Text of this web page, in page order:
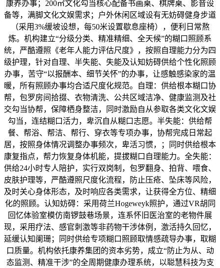
康养办事；200㎡文化勾当核心配备书画桌、棋牌桌、影音设
备等，满脚文化文娱需求；户外休闲区域设有无妨碍健身步道
（采用3%缓坡设想，每50米设置歇息座椅），便利日常熬
炼。机构建立“分级分类、精准精细、全天候”的糊口照顾系
统，严酷遵照《老年人能力评估尺度》，按照自理能力分为四
级护理，针对自理、半失能、失能及认知妨碍供给个性化照顾
办事，苦守“以报酬本、细节关怀”的办事，让感触感染家的温
暖，所有照顾办事均合适尺度化规范。自理：供给根本糊口协
帮，包罗房间拾掇、衣物清洗、公共区域洁净、健康监测及社
交勾当协帮，保障栖身整洁，同时激励自从参取各类文化文娱
勾当，连结糊口活力，卑沉自从糊口志愿。半失能：供给帮
餐、帮浴、帮洁、帮行、穿衣等专项办事，协帮完成日常起
居，按照身体情况调整办事频次，卑活习惯，；同时供给根本
康复指点，帮力恢复身体机能，提拔糊口自理能力。全失能：
供给24小时专人陪护，实行双岗制，包罗翻身、拍背、喂食、
皮肤护理等，严酷遵照尺度化流程，防止压疮、坠床等风险，
及时关心身体形态，及时响应各类需求，让获得全方位、精细
化的照顾。认知妨碍：采用荷兰Hogeweyk照护，通过VR胡同
回忆体验室模仿南锣鼓巷场景，连系怀旧医治室的老物件展
现，采用疗法、感官刺激等非药物干涉体例，激活持久回忆，
延缓认知阑珊；同时供给专项糊口照顾取情感疏导办事，取糊
口质量。机构依托康养集团的资本劣势，成立“防止为从、动
态监测、精准干涉”的全周期健康办理系统，以聪慧科技为支